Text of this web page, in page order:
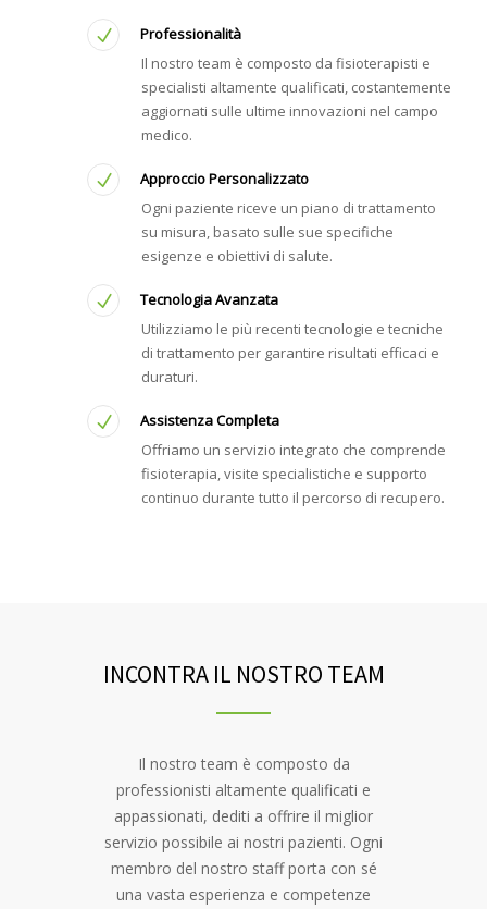
Professionalità
Il nostro team è composto da fisioterapisti e
specialisti altamente qualificati, costantemente
aggiornati sulle ultime innovazioni nel campo
medico.
Approccio Personalizzato
Ogni paziente riceve un piano di trattamento
su misura, basato sulle sue specifiche
esigenze e obiettivi di salute.
Tecnologia Avanzata
Utilizziamo le più recenti tecnologie e tecniche
di trattamento per garantire risultati efficaci e
duraturi.
Assistenza Completa
Offriamo un servizio integrato che comprende
fisioterapia, visite specialistiche e supporto
continuo durante tutto il percorso di recupero.
INCONTRA IL NOSTRO TEAM
Il nostro team è composto da
professionisti altamente qualificati e
appassionati, dediti a offrire il miglior
servizio possibile ai nostri pazienti. Ogni
membro del nostro staff porta con sé
una vasta esperienza e competenze